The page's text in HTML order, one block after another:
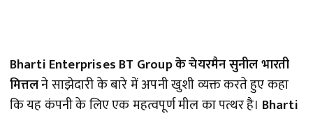
Bharti Enterprises BT Group के चेयरमैन सुनील भारती
मित्तलने साझेदारी के बारे में अपनी खुशी व्यक्त करते हुए कहा
कि यह कंपनी के लिए एक महत्वपूर्ण मील का पत्थर है। Bharti